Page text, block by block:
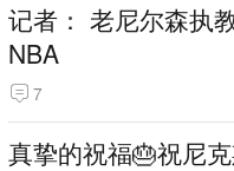
记者： 老尼尔森执
NBA
7
真挚的祝福🎂祝尼